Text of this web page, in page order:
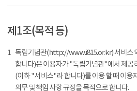
제1조(목적 등)
1 독립기념관(http://www.i815.or.kr) 서비스
합니다)은 이용자가 "독립기념관"에서 제공
(이하 "서비스"라 합니다)를 이용 할 때 이용
의무 및 책임 사항 규정을 목적으로 합니다.